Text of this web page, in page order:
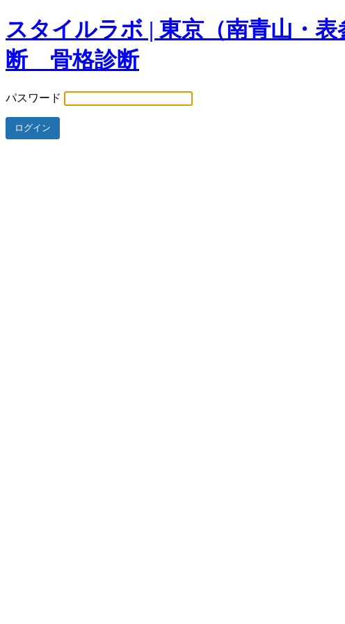
スタイルラボ | 東京（南青山・
断 骨格診断
パスワード